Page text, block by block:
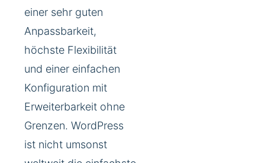
einer sehr guten
Anpassbarkeit,
höchste Flexibilität
und einer einfachen
Konfiguration mit
Erweiterbarkeit ohne
Grenzen. WordPress
ist nicht umsonst